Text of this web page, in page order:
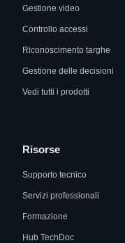
Gestione video
Controllo accessi
Riconoscimento targhe
Gestione delle decisioni
Vedi tutti i prodotti
Risorse
Supporto tecnico
Servizi professionali
Formazione
Hub TechDoc